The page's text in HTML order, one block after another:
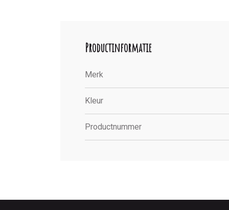
Productinformatie
Merk
Kleur
Productnummer